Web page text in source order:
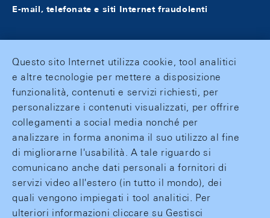
E-mail, telefonate e siti Internet fraudolenti
Questo sito Internet utilizza cookie, tool analitici
e altre tecnologie per mettere a disposizione
funzionalità, contenuti e servizi richiesti, per
personalizzare i contenuti visualizzati, per offrire
collegamenti a social media nonché per
analizzare in forma anonima il suo utilizzo al fine
di migliorarne l'usabilità. A tale riguardo si
comunicano anche dati personali a fornitori di
servizi video all'estero (in tutto il mondo), dei
quali vengono impiegati i tool analitici. Per
ulteriori informazioni cliccare su Gestisci